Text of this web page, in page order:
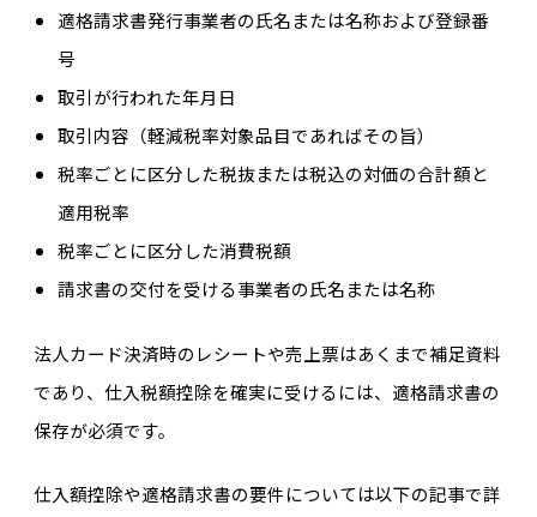
適格請求書発行事業者の氏名または名称および登録番
号
取引が行われた年月日
取引内容（軽減税率対象品目であればその旨）
税率ごとに区分した税抜または税込の対価の合計額と
適用税率
税率ごとに区分した消費税額
請求書の交付を受ける事業者の氏名または名称
法人カード決済時のレシートや売上票はあくまで補足資料
であり、仕入税額控除を確実に受けるには、適格請求書の
保存が必須です。
仕入額控除や適格請求書の要件については以下の記事で詳